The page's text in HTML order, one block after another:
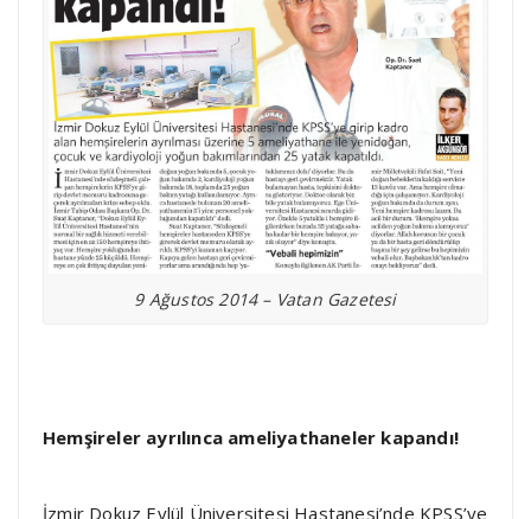
9 Ağustos 2014 – Vatan Gazetesi
Hemşireler ayrılınca ameliyathaneler kapandı!
İzmir Dokuz Eylül Üniversitesi Hastanesi’nde KPSS’ye